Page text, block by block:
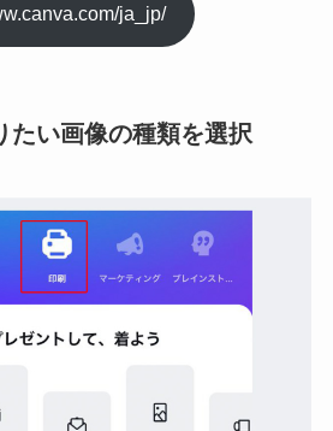
ja_jp/
たい画像の種類を選択